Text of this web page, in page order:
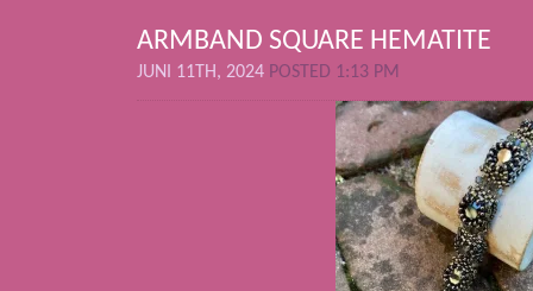
ARMBAND SQUARE HEMATITE
JUNI 11TH, 2024 POSTED 1:13 PM